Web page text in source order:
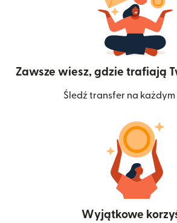
Zawsze wiesz, gdzie trafiają
Śledź transfer na
Wyjątkowe